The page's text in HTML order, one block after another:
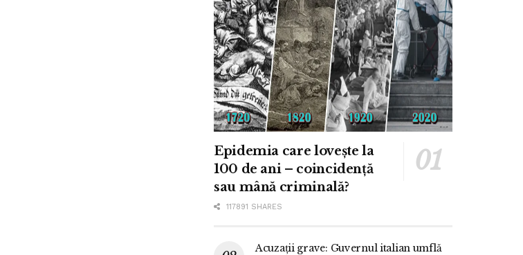
Epidemia care lovește la
100 de ani – coincidență
sau mână criminală?
117891 SHARES
Acuzații grave: Guvernul italian umflă